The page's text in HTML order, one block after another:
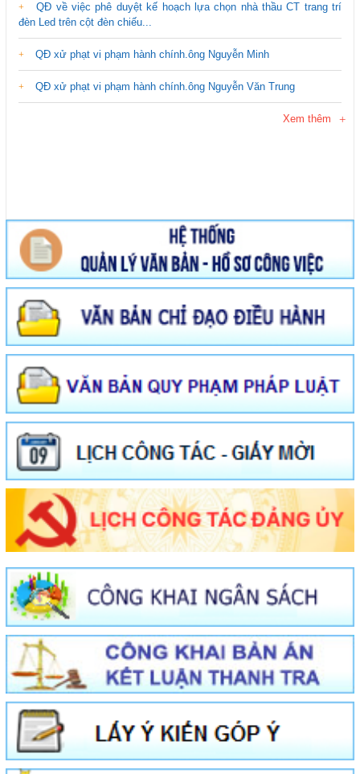
QĐ về việc phê duyệt kế hoạch lựa chọn nhà thầu CT trang trí
đèn Led trên cột đèn chiếu...
QĐ xử phạt vi phạm hành chính.ông Nguyễn Minh
QĐ xử phạt vi phạm hành chính.ông Nguyễn Văn Trung
Xem thêm